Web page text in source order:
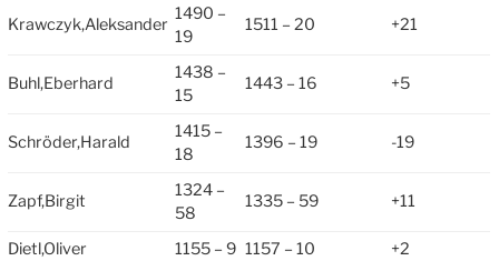
Krawczyk,Aleksander
1490 –
19
1511 – 20 +21
Buhl,Eberhard
1438 –
15
1443 – 16 +5
Schröder,Harald
1415 –
18
1396 – 19 -19
Zapf,Birgit
1324 –
58
1335 – 59 +11
Dietl,Oliver 1155 – 9 1157 – 10 +2